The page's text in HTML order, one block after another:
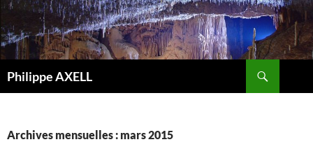
Philippe AXELL
Archives mensuelles : mars 2015